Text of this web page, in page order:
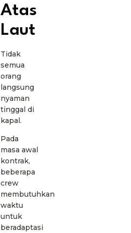
Atas
Laut
Tidak
semua
orang
langsung
nyaman
tinggal di
kapal.
Pada
masa awal
kontrak,
beberapa
crew
membutuhkan
waktu
untuk
beradaptasi